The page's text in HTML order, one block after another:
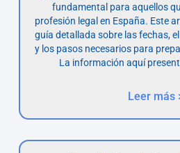
fundamental para aquellos
profesión legal en España. Este
guía detallada sobre las fechas,
y los pasos necesarios para
La información aquí
Leer más